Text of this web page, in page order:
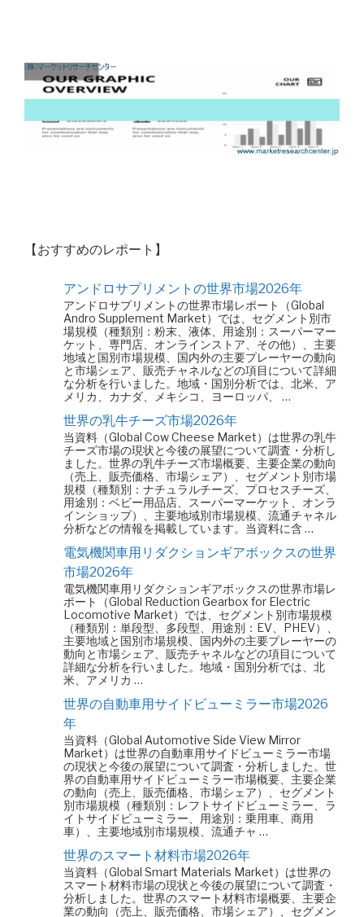
【おすすめのレポート】
アンドロサプリメントの世界市場2026年
アンドロサプリメントの世界市場レポート（Global
Andro Supplement Market）では、セグメント別市
場規模（種類別：粉末、液体、用途別：スーパーマー
ケット、専門店、オンラインストア、その他）、主要
地域と国別市場規模、国内外の主要プレーヤーの動向
と市場シェア、販売チャネルなどの項目について詳細
な分析を行いました。地域・国別分析では、北米、ア
メリカ、カナダ、メキシコ、ヨーロッパ、 …
世界の乳牛チーズ市場2026年
当資料（Global Cow Cheese Market）は世界の乳牛
チーズ市場の現状と今後の展望について調査・分析し
ました。世界の乳牛チーズ市場概要、主要企業の動向
（売上、販売価格、市場シェア）、セグメント別市場
規模（種類別：ナチュラルチーズ、プロセスチーズ、
用途別：ベビー用品店、スーパーマーケット、オンラ
インショップ）、主要地域別市場規模、流通チャネル
分析などの情報を掲載しています。当資料に含 …
電気機関車用リダクションギアボックスの世界
市場2026年
電気機関車用リダクションギアボックスの世界市場レ
ポート（Global Reduction Gearbox for Electric
Locomotive Market）では、セグメント別市場規模
（種類別：単段型、多段型、用途別：EV、PHEV）、
主要地域と国別市場規模、国内外の主要プレーヤーの
動向と市場シェア、販売チャネルなどの項目について
詳細な分析を行いました。地域・国別分析では、北
米、アメリカ …
世界の自動車用サイドビューミラー市場2026
年
当資料（Global Automotive Side View Mirror
Market）は世界の自動車用サイドビューミラー市場
の現状と今後の展望について調査・分析しました。世
界の自動車用サイドビューミラー市場概要、主要企業
の動向（売上、販売価格、市場シェア）、セグメント
別市場規模（種類別：レフトサイドビューミラー、ラ
イトサイドビューミラー、用途別：乗用車、商用
車）、主要地域別市場規模、流通チャ …
世界のスマート材料市場2026年
当資料（Global Smart Materials Market）は世界の
スマート材料市場の現状と今後の展望について調査・
分析しました。世界のスマート材料市場概要、主要企
業の動向（売上、販売価格、市場シェア）、セグメン